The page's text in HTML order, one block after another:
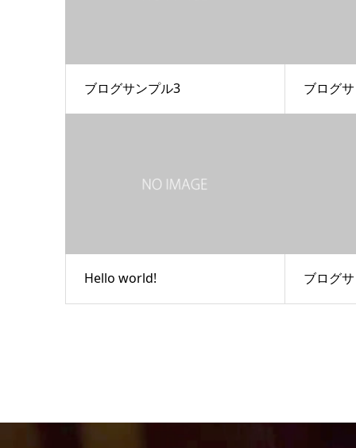
ブログサンプル3 ブログ
Hello world! ブログ